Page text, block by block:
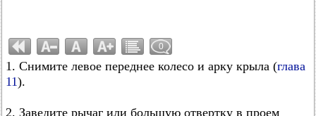
0
1. Снимите левое переднее колесо и арку крыла (глава
11).
2. Заведите рычаг или большую отвертку в проем